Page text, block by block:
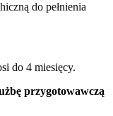
do pełnienia
do 4 miesięcy.
przygotowawczą